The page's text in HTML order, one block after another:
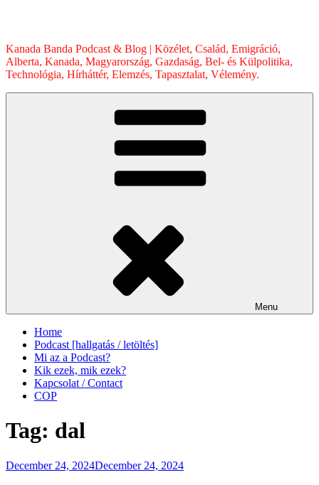
Kanada Banda Podcast & Blog | Közélet, Család, Emigráció,
Alberta, Kanada, Magyarország, Gazdaság, Bel- és Külpolitika,
Technológia, Hírháttér, Elemzés, Tapasztalat, Vélemény.
Menu
Home
Podcast [hallgatás / letöltés]
Mi az a Podcast?
Kik ezek, mik ezek?
Kapcsolat / Contact
COP
Tag: dal
Posted
December 24, 2024December 24, 2024